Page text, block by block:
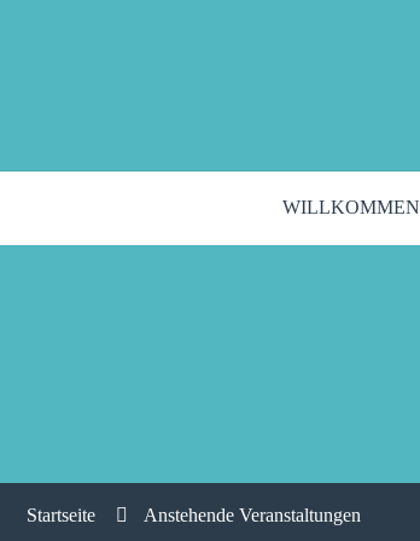
WILLKOMMEN
Startseite Anstehende Veranstaltungen